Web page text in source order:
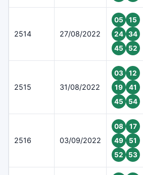
2514 27/08/2022
05
15
24
34
45
52
2515 31/08/2022
03
12
19
41
45
54
2516 03/09/2022
08
17
49
51
52
53